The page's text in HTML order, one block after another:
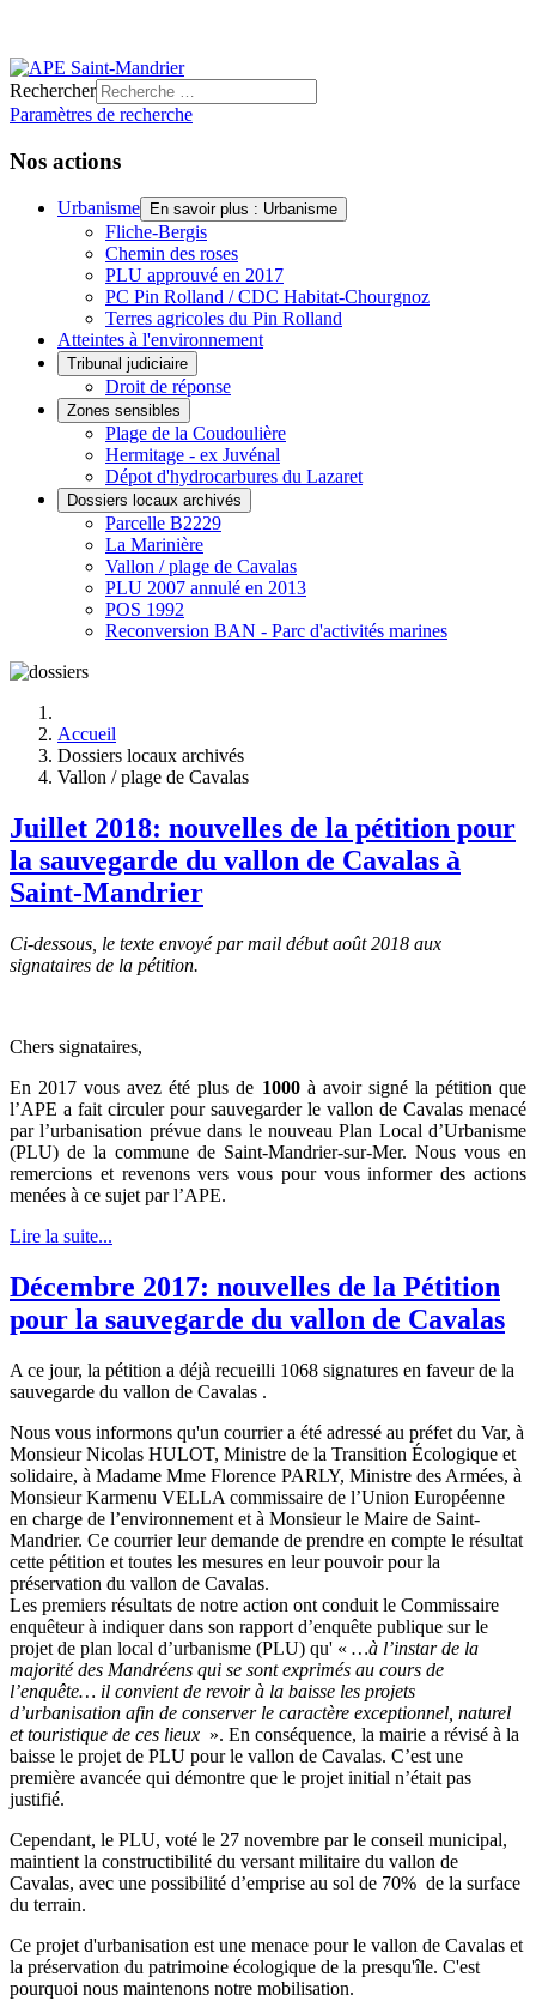
Rechercher
Paramètres de recherche
Nos actions
Urbanisme En savoir plus : Urbanisme
Fliche-Bergis
Chemin des roses
PLU approuvé en 2017
PC Pin Rolland / CDC Habitat-Chourgnoz
Terres agricoles du Pin Rolland
Atteintes à l'environnement
Tribunal judiciaire
Droit de réponse
Zones sensibles
Plage de la Coudoulière
Hermitage - ex Juvénal
Dépot d'hydrocarbures du Lazaret
Dossiers locaux archivés
Parcelle B2229
La Marinière
Vallon / plage de Cavalas
PLU 2007 annulé en 2013
POS 1992
Reconversion BAN - Parc d'activités marines
Accueil
Dossiers locaux archivés
Vallon / plage de Cavalas
Juillet 2018: nouvelles de la pétition pour
la sauvegarde du vallon de Cavalas à
Saint-Mandrier
Ci-dessous, le texte envoyé par mail début août 2018 aux
signataires de la pétition.
Chers signataires,
En 2017 vous avez été plus de 1000à avoir signé la pétition que
l’APE a fait circuler pour sauvegarder le vallon de Cavalas menacé
par l’urbanisation prévue dans le nouveau Plan Local d’Urbanisme
(PLU) de la commune de Saint-Mandrier-sur-Mer. Nous vous en
remercions et revenons vers vous pour vous informer des actions
menées à ce sujet par l’APE.
Lire la suite...
Décembre 2017: nouvelles de la Pétition
pour la sauvegarde du vallon de Cavalas
A ce jour, la pétition a déjà recueilli 1068 signatures en faveur de la
sauvegarde du vallon de Cavalas .
Nous vous informons qu'un courrier a été adressé au préfet du Var, à
Monsieur Nicolas HULOT, Ministre de la Transition Écologique et
solidaire, à Madame Mme Florence PARLY, Ministre des Armées, à
Monsieur Karmenu VELLA commissaire de l’Union Européenne
en charge de l’environnement et à Monsieur le Maire de Saint-
Mandrier. Ce courrier leur demande de prendre en compte le résultat
cette pétition et toutes les mesures en leur pouvoir pour la
préservation du vallon de Cavalas.
Les premiers résultats de notre action ont conduit le Commissaire
enquêteur à indiquer dans son rapport d’enquête publique sur le
projet de plan local d’urbanisme (PLU) qu' « …à l’instar de la
majorité des Mandréens qui se sont exprimés au cours de
l’enquête… il convient de revoir à la baisse les projets
d’urbanisation afin de conserver le caractère exceptionnel, naturel
et touristique de ces lieux ». En conséquence, la mairie a révisé à la
baisse le projet de PLU pour le vallon de Cavalas. C’est une
première avancée qui démontre que le projet initial n’était pas
justifié.
Cependant, le PLU, voté le 27 novembre par le conseil municipal,
maintient la constructibilité du versant militaire du vallon de
Cavalas, avec une possibilité d’emprise au sol de 70% de la surface
du terrain.
Ce projet d'urbanisation est une menace pour le vallon de Cavalas et
la préservation du patrimoine écologique de la presqu'île. C'est
pourquoi nous maintenons notre mobilisation.